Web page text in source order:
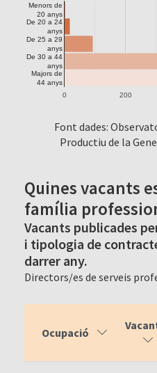
0 200
Menors de
20 anys
De 20 a 24
anys
De 25 a 29
anys
De 30 a 44
anys
Majors de
44 anys
Font dades:
Productiu de la
Quines vacants
família
Vacants publicades
i tipologia de
darrer any.
Directors/es de serveis
Ocupació